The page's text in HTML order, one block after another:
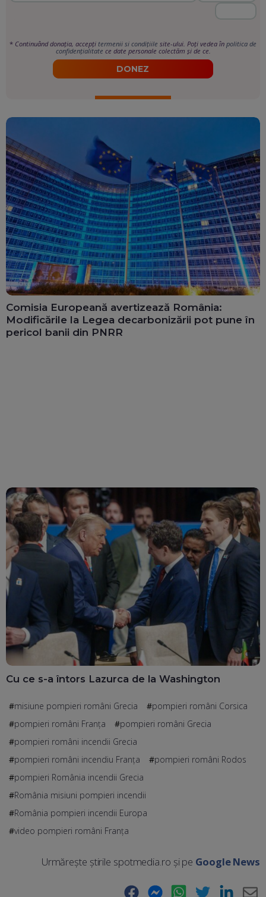
* Continuând donația, accepți termenii si condițiile site-ului. Poți vedea în politica de
confidențialitate ce date personale colectăm și de ce.
DONEZ
Comisia Europeană avertizează România:
Modificările la Legea decarbonizării pot pune în
pericol banii din PNRR
Cu ce s-a întors Lazurca de la Washington
misiune pompieri români Grecia
pompieri români Corsica
pompieri români Franța
pompieri români Grecia
pompieri români incendii Grecia
pompieri români incendiu Franţa
pompieri români Rodos
pompieri România incendii Grecia
România misiuni pompieri incendii
România pompieri incendii Europa
video pompieri români Franţa
Urmărește știrile spotmedia.ro și pe Google News
Facebook Messenger WhatsApp Twitter LinkedIn